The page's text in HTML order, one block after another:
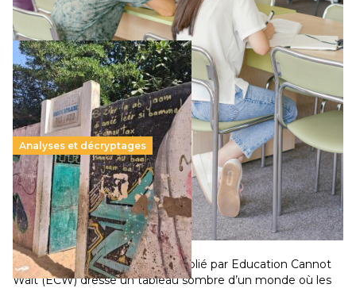
Lire la suite →
Analyses et décryptages
258 millions d’enfants victimes de la guerre, des
chocs climatiques et des déplacements de
population
11 juillet 2026- National
Un nouveau rapport mondial publié par Education Cannot
Wait (ECW) dresse un tableau sombre d’un monde où les